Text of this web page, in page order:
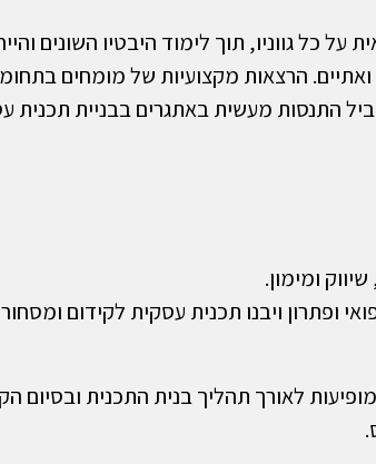
כל גווניו, תוך לימוד היבטיו השונים
ואתיים. הרצאות מקצועיות של מומחים
התנסות מעשית באתגרים בבניית תכנית
ומימון.
2-3 אנשים, יזהו צורך רפואי ופתרון ויבנו תכנית עסקית לקידום
לאורך תהליך בנית התכנית ובסיום